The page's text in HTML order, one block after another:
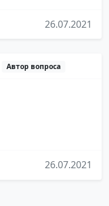
26.07.2021
Автор вопроса
26.07.2021